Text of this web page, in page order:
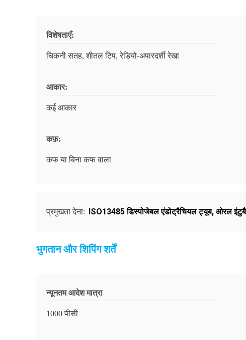
विशेषताएँ:
चिकनी सतह, शीतल टिप, रेडियो-अपारदर्शी रेखा
आकार:
कई आकार
कफ़:
कफ या बिना कफ वाला
प्रमुखता देना: ISO13485 डिस्पोजेबल एंडोट्रैचियल ट्यूब, ओरल
भुगतान और शिपिंग शर्तें
न्यूनतम आदेश मात्रा
1000 पीसी